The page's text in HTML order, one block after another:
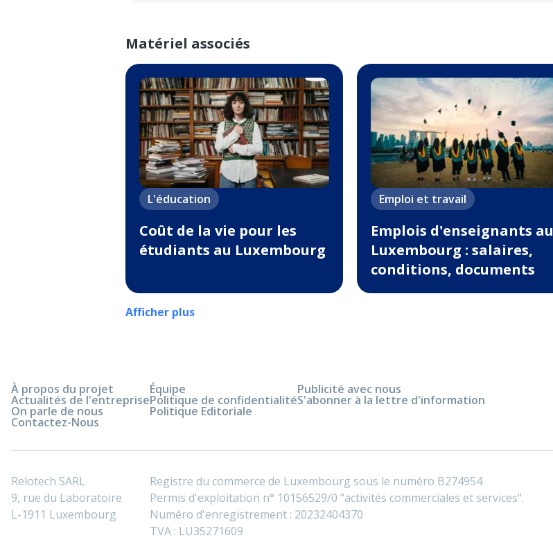
Matériel associés
L'éducation
Coût de la vie pour les
étudiants au Luxembourg
Emploi et travail
Emplois d'enseignants au
Luxembourg : salaires,
conditions, documents
Afficher plus
À propos du projet
Actualités de l'entreprise
On parle de nous
Contactez-Nous
Équipe
Politique de confidentialité
Politique Editoriale
Publicité avec nous
S'abonner à la lettre d'information
Relotech SARL
9, rue du Laboratoire
L-1911 Luxembourg
Registre du commerce de Luxembourg sous le numéro B274954
Permis d'exploitation n° 10156529/0 "activités commerciales et services".
Numéro d'enregistrement : 20232404370
TVA : LU35271609